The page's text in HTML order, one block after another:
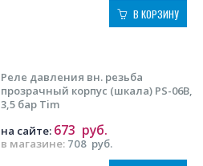
В КОРЗИНУ
Реле давления вн. резьба
прозрачный корпус (шкала) PS-06B,
3,5 бар Tim
в магазине: 708 руб.
на сайте: 673 руб.